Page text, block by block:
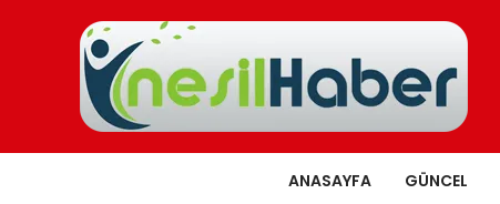
ANASAYFA GÜNCEL